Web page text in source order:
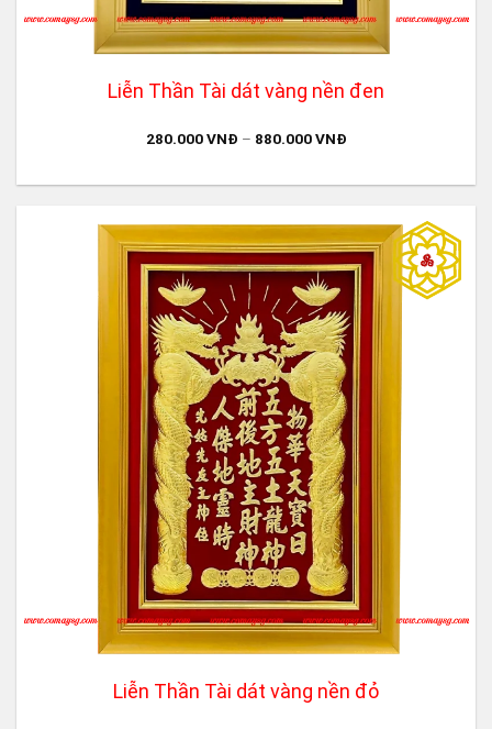
Liễn Thần Tài dát vàng nền đen
280.000VNĐ – 880.000VNĐ
Liễn Thần Tài dát vàng nền đỏ